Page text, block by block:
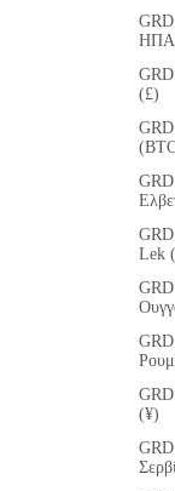
ΗΠΑ
(£)
Lek
(¥)